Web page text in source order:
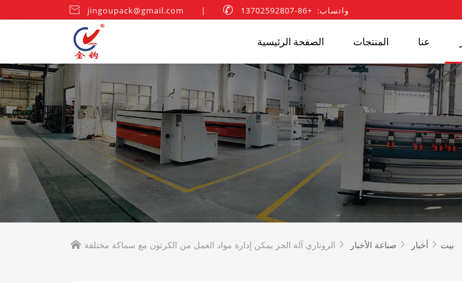
 jingoupack@gmail.com |  واتساب: +86-13702592807
الصفحة الرئيسية المنتجات عنا
 بيت  أخبار  صناعة الأخبار  الروتاري آلة الحز يمكن إدارة مواد العمل من الكرتون مع سماكة مختلفة